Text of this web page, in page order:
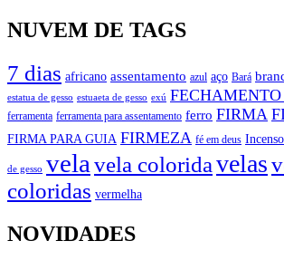
NUVEM DE TAGS
7 dias africano assentamento azul aço Bará
estatua de gesso estuaeta de gesso exú
ferramenta ferramenta para assentamento ferro FIRMA
FIRMA PARA GUIA FIRMEZA fé em deus Incenso
de gesso vela vela coloridavelas
coloridas vermelha
NOVIDADES